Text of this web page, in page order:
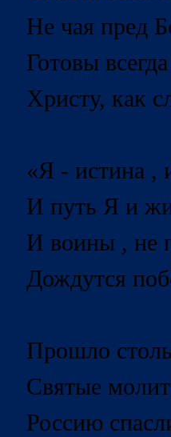
Не чая пред
Готовы
Христу, как
«Я - истина ,
И путь Я и
И воины , не
Дождутся
Прошло
Святые
Россию